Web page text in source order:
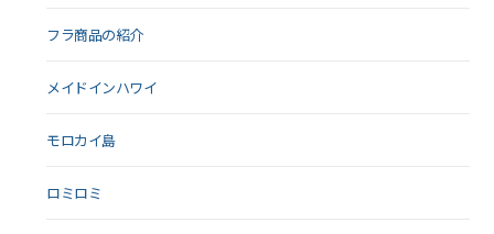
フラ商品の紹介
メイドインハワイ
モロカイ島
ロミロミ